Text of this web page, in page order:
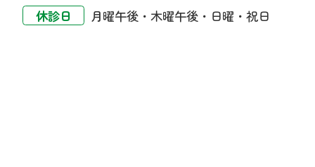
休診日
月曜午後・木曜午後・日曜・祝日